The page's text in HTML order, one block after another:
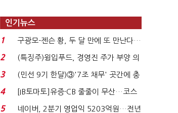
인기뉴스
1
구광모-젠슨 황, 두 달 만에 또 만난다…
로봇·AI 등 논...
2
(특징주)윙입푸드, 경영진 주가 부양 의
지에 상한가...
3
(민선 9기 한달)③'7조 채무' 곳간에 충
격…추미애, 20년...
4
[IB토마토]유증·CB 줄줄이 무산…코스
닥 벌점 급증에 ...
5
네이버, 2분기 영업익 5203억원…전년